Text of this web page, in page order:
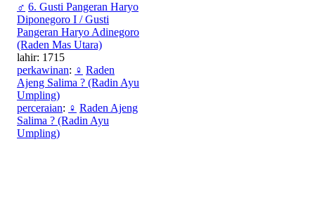
♂ 6. Gusti Pangeran Haryo
Diponegoro I / Gusti
Pangeran Haryo Adinegoro
(Raden Mas Utara)
lahir: 1715
perkawinan: ♀ Raden
Ajeng Salima ? (Radin Ayu
Umpling)
perceraian: ♀ Raden Ajeng
Salima ? (Radin Ayu
Umpling)